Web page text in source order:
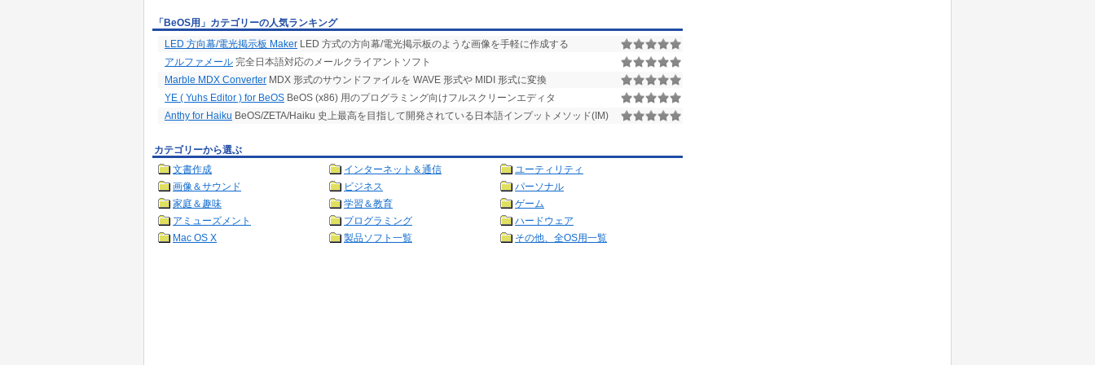
「BeOS用」カテゴリーの人気ランキング
LED 方向幕/電光掲示板 Maker LED 方式の方向幕/電光掲示板のような画像を手軽に作成する
アルファメール 完全日本語対応のメールクライアントソフト
Marble MDX Converter MDX 形式のサウンドファイルを WAVE 形式や MIDI 形式に変換
YE ( Yuhs Editor ) for BeOS BeOS (x86) 用のプログラミング向けフルスクリーンエディタ
Anthy for Haiku BeOS/ZETA/Haiku 史上最高を目指して開発されている日本語インプットメソッド(IM)
カテゴリーから選ぶ
文書作成
インターネット＆通信
ユーティリティ
画像＆サウンド
ビジネス
パーソナル
家庭＆趣味
学習＆教育
ゲーム
アミューズメント
プログラミング
ハードウェア
Mac OS X
製品ソフト一覧 その他、全OS用一覧